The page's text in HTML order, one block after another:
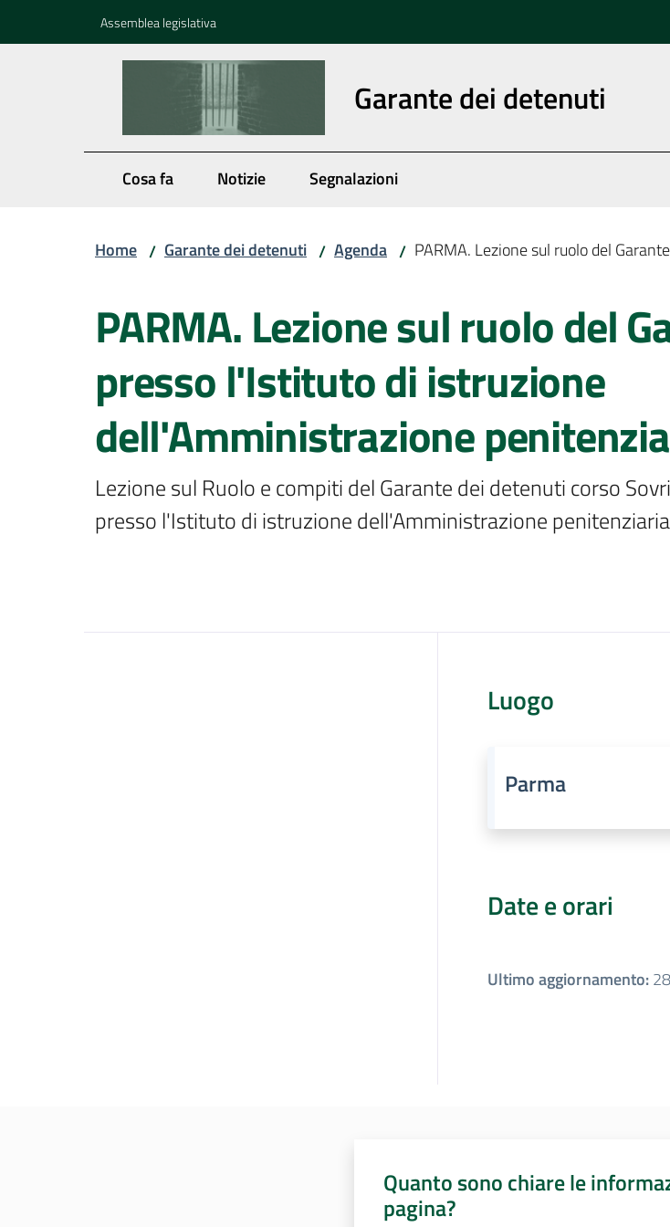
Assemblea legislativa
Garante dei detenuti
Cosa fa Notizie Segnalazioni
Home / Garante dei detenuti / Agenda / PARMA. Lezione sul ruolo del
PARMA. Lezione sul ruolo del
presso l'Istituto di istruzione
dell'Amministrazione
Lezione sul Ruolo e compiti del Garante dei detenuti corso
presso l'Istituto di istruzione dell'Amministrazione penitenziaria
Luogo
Parma
Date e orari
Ultimo aggiornamento:
Quanto sono chiare le
pagina?